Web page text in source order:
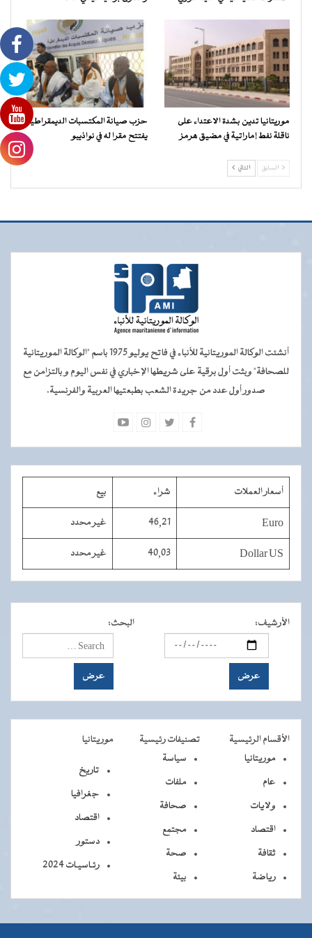
موريتانيا تدين بشدة الاعتداء على
ناقلة نفط إماراتية في مضيق هرمز
حزب صيانة المكتسبات الديمقراطية
يفتتح مقرا له في نواذيبو
السابق التالي
أنشئت الوكالة الموريتانية للأنباء في فاتح يوليو 1975 باسم "الوكالة الموريتانية
للصحافة" وبثت أول برقية على شريطها الإخباري في نفس اليوم و بالتزامن مع
صدور أول عدد من جريدة الشعب بطبعتيها العربية والفرنسية.
أسعار العملات شراء بيع
Euro
46,21 غير محدد
Dollar US
40,03 غير محدد
الأرشيف: البحث:
الأقسام الرئيسية تصنيفات رئيسية
موريتانيا
موريتانيا
عام
ولايات
اقتصاد
ثقافة
رياضة
سياسة
ملفات
صحافة
مجتمع
صحة
بيئة
تاريخ
جغرافيا
اقتصاد
دستور
رئـاسيـات 2024